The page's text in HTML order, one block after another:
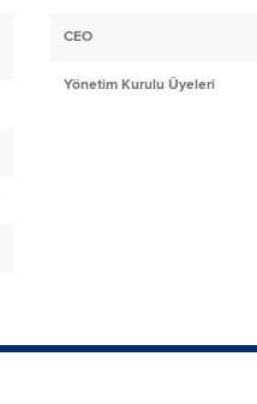
CEO
Yönetim Kurulu Üyeleri